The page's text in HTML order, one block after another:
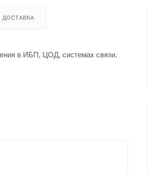
ДОСТАВКА
в ИБП, ЦОД, системах связи.